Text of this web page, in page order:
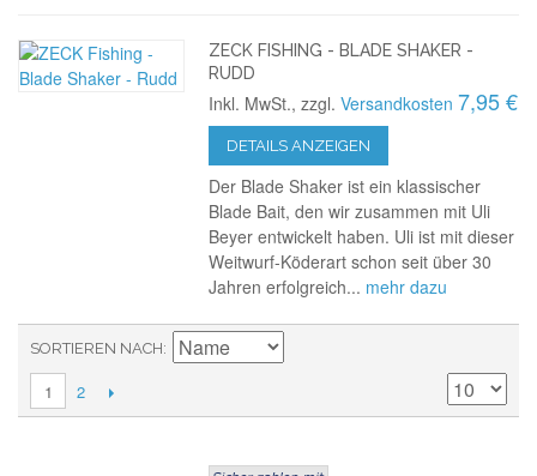
ZECK FISHING - BLADE SHAKER -
RUDD
Inkl. MwSt., zzgl.Versandkosten 7,95 €
DETAILS ANZEIGEN
Der Blade Shaker ist ein klassischer
Blade Bait, den wir zusammen mit Uli
Beyer entwickelt haben. Uli ist mit dieser
Weitwurf-Köderart schon seit über 30
Jahren erfolgreich... mehr dazu
SORTIEREN NACH
1 2